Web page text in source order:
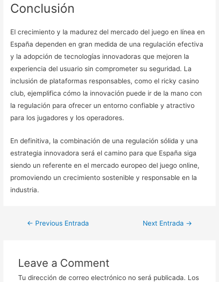
Conclusión
El crecimiento y la madurez del mercado del juego en línea en
España dependen en gran medida de una regulación efectiva
y la adopción de tecnologías innovadoras que mejoren la
experiencia del usuario sin comprometer su seguridad. La
inclusión de plataformas responsables, como el ricky casino
club, ejemplifica cómo la innovación puede ir de la mano con
la regulación para ofrecer un entorno confiable y atractivo
para los jugadores y los operadores.
En definitiva, la combinación de una regulación sólida y una
estrategia innovadora será el camino para que España siga
siendo un referente en el mercado europeo del juego online,
promoviendo un crecimiento sostenible y responsable en la
industria.
Navegación
← Previous Entrada Next Entrada →
Leave a Comment
Tu dirección de correo electrónico no será publicada. Los